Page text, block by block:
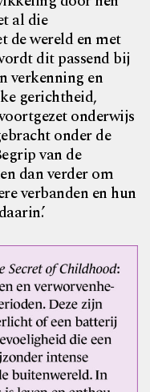
al die
de wereld en met
dit passend bij
verkenning en
gerichtheid,
onderwijs
onder de
van de
dan verder om
verbanden en hun